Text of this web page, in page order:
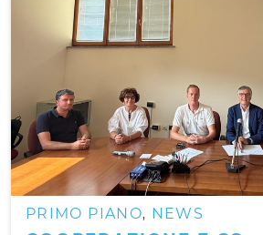
PRIMO PIANO, NEWS